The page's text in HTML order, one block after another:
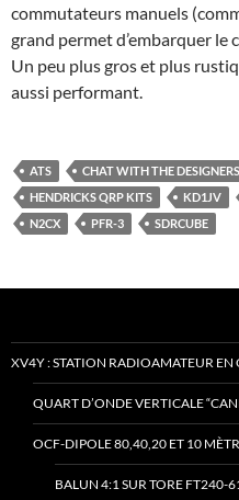
commutateurs manuels
grand permet d’embarquer le
Un peu plus gros et plus
aussi performant.
ATS CHAT WITH THE DESIGNERS
HENDRICKS QRP KITS
KD1JV
N2CX
PFR-3 SDRCUBE
XV4Y : STATION RADIOAMATEUR
QUART D’ONDE VERTICALE
OCF-DIPOLE 80,40,20 ET 10
BALUN 4:1 SUR TORE FT240-